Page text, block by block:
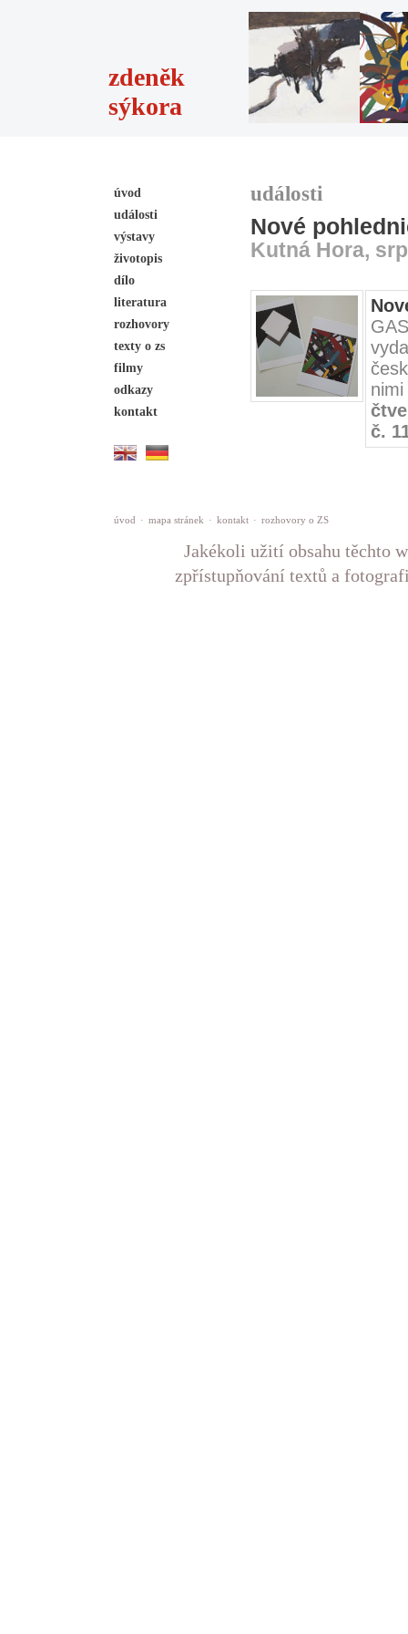
zdeněk
sýkora
úvod
události
výstavy
životopis
dílo
literatura
rozhovory
texty o zs
filmy
odkazy
kontakt
události
Nové
Kutná Hora,
č.
úvod · mapa stránek · kontakt · rozhovory o ZS
Jakékoli užití obsahu těchto
zpřístupňování textů a